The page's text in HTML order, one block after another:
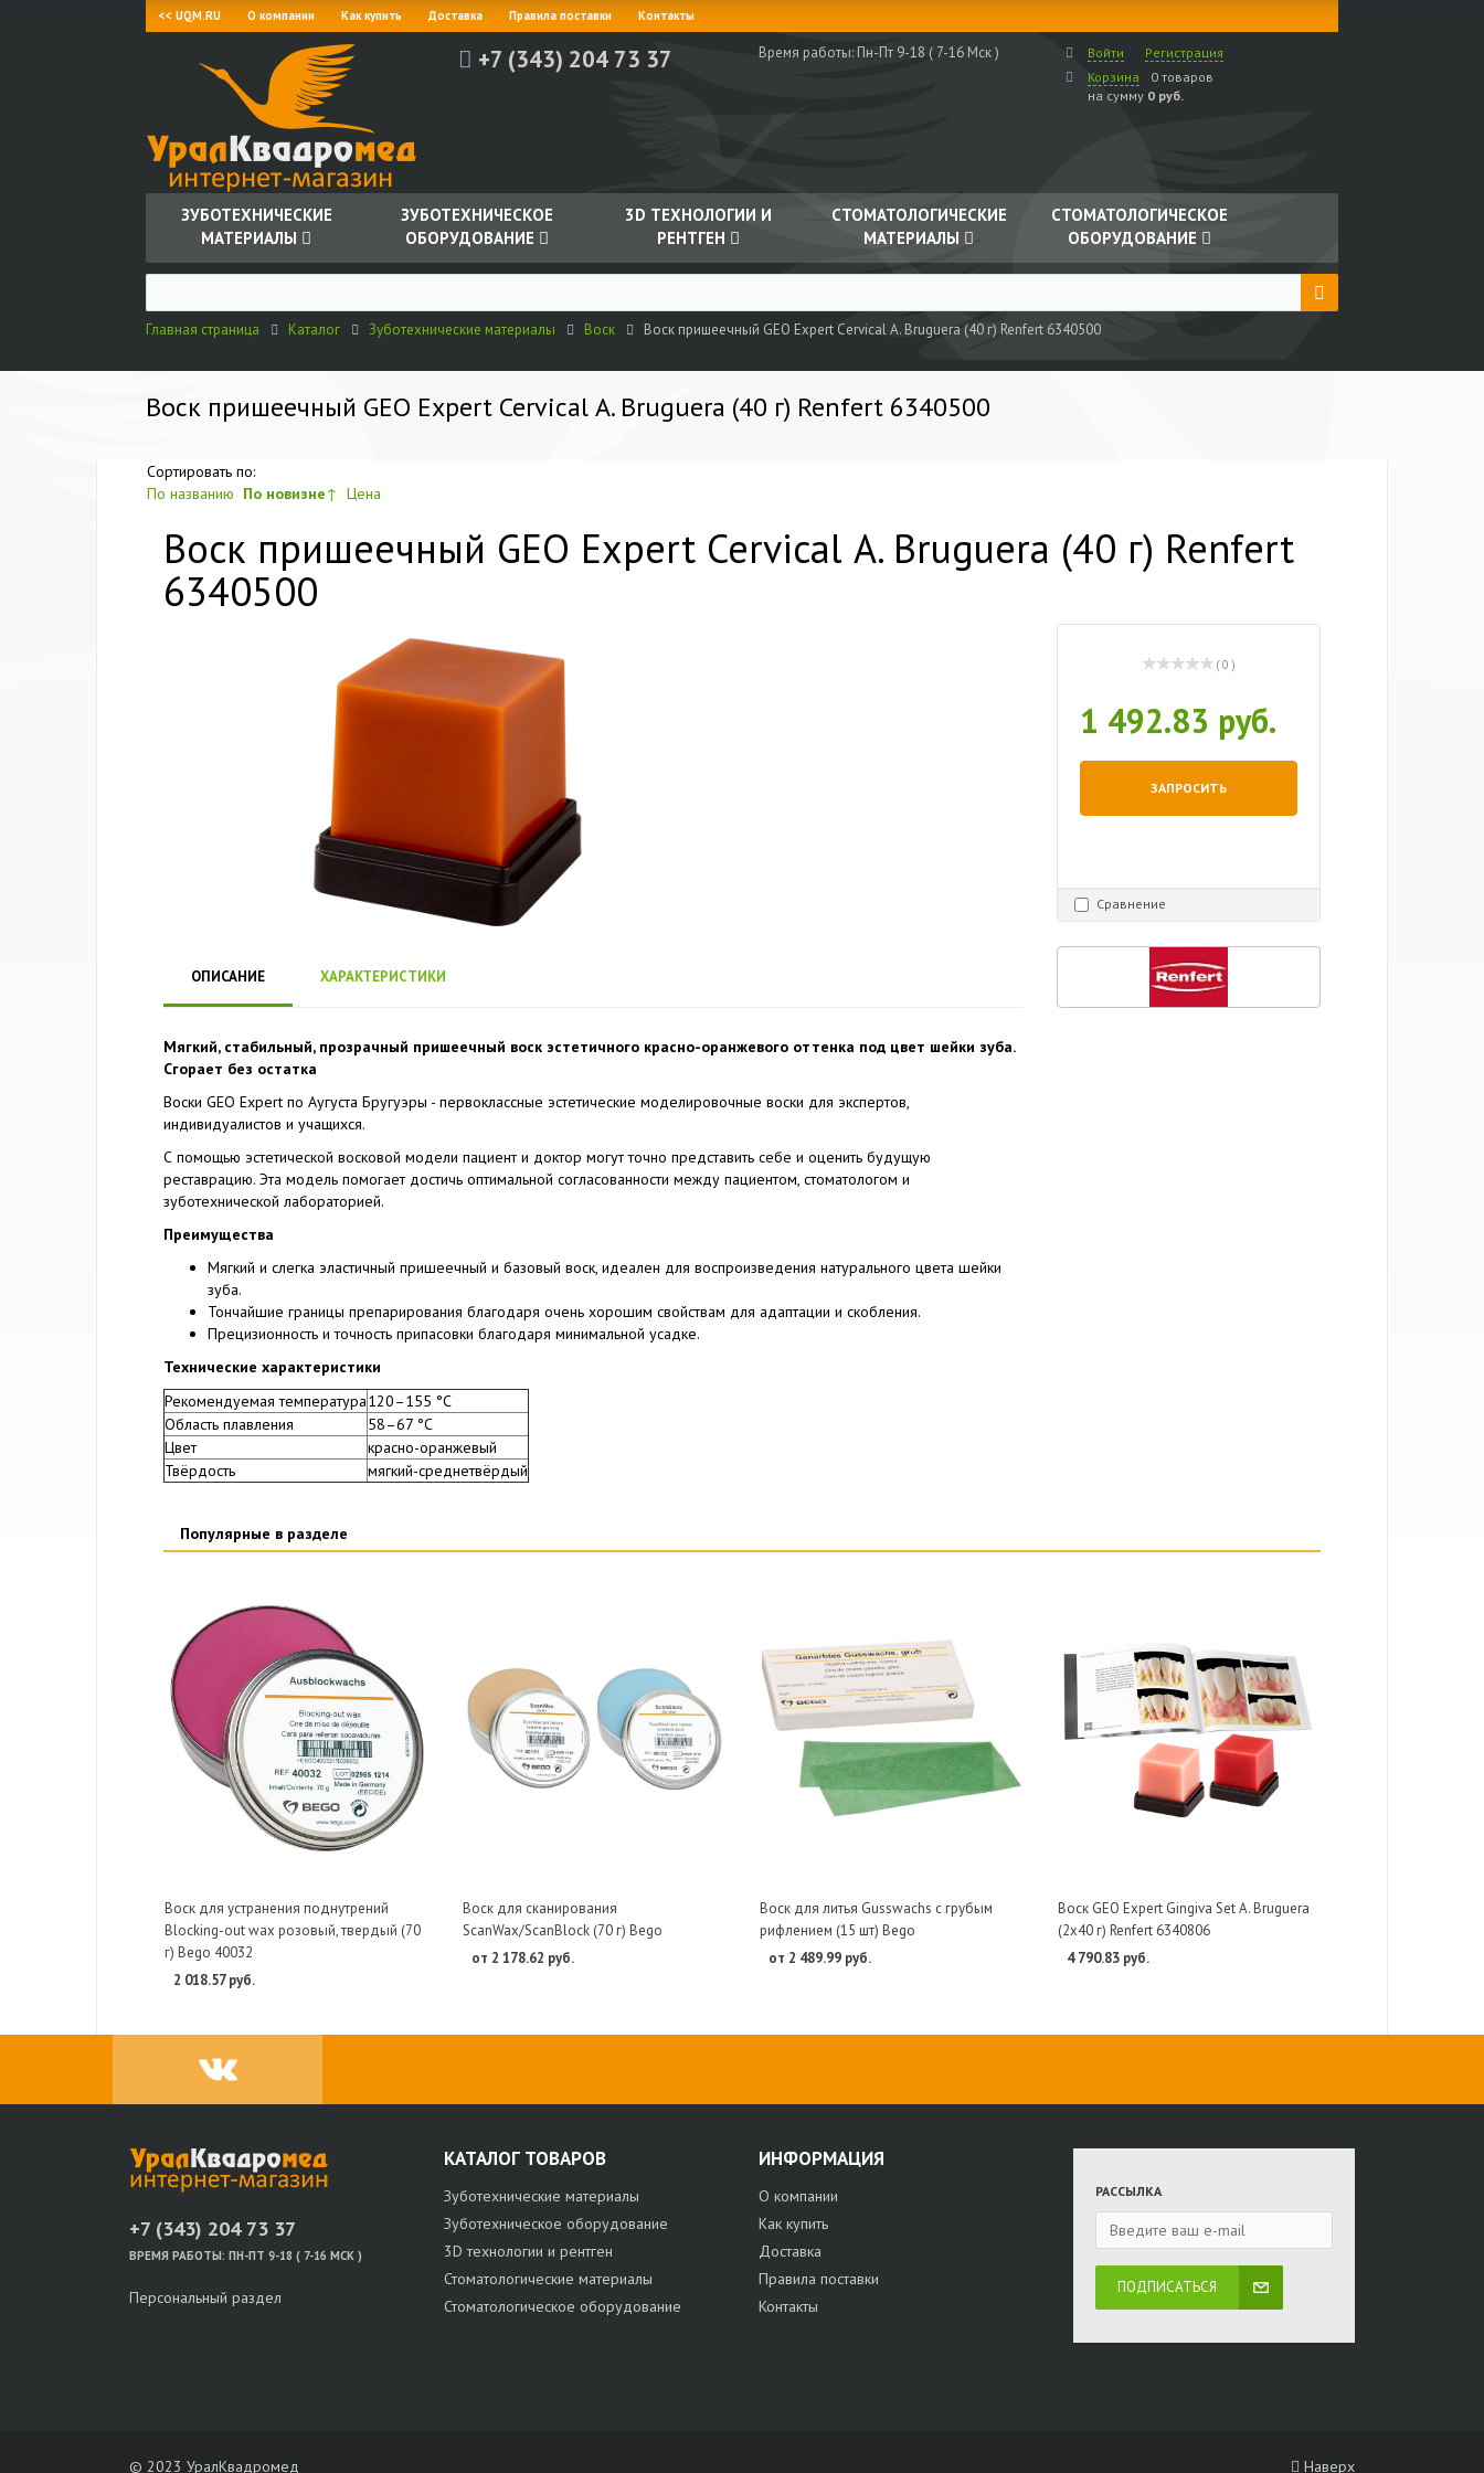
<< UQM.RU О компании Как купить Доставка Правила поставки Контакты
+7 (343) 204 73 37 Время работы:Пн-Пт 9-18 ( 7-16 Мск ) Войти
Регистрация
Корзина
0 товаров
на сумму 0 руб.
ЗУБОТЕХНИЧЕСКИЕ
МАТЕРИАЛЫ
ЗУБОТЕХНИЧЕСКОЕ
ОБОРУДОВАНИЕ
3D ТЕХНОЛОГИИ И
РЕНТГЕН
СТОМАТОЛОГИЧЕСКИЕ
МАТЕРИАЛЫ
СТОМАТОЛОГИЧЕСКОЕ
ОБОРУДОВАНИЕ
Главная страница Каталог Зуботехнические материалы Воск Воск пришеечный GEO Expert Cervical А. Bruguera (40 г) Renfert 6340500
Воск пришеечный GEO Expert Cervical А. Bruguera (40 г) Renfert 6340500
Сортировать по:
По названию По новизне↑ Цена
Воск пришеечный GEO Expert Cervical А. Bruguera (40 г) Renfert
6340500
( 0 )
1 492.83 руб.
ЗАПРОСИТЬ
Сравнение
ОПИСАНИЕ ХАРАКТЕРИСТИКИ
Мягкий, стабильный, прозрачный пришеечный воск эстетичного красно-оранжевого оттенка под цвет шейки зуба.
Сгорает без остатка
Воски GEO Expert по Аугуста Бругуэры - первоклассные эстетические моделировочные воски для экспертов,
индивидуалистов и учащихся.
С помощью эстетической восковой модели пациент и доктор могут точно представить себе и оценить будущую
реставрацию. Эта модель помогает достичь оптимальной согласованности между пациентом, стоматологом и
зуботехнической лабораторией.
Преимущества
Мягкий и слегка эластичный пришеечный и базовый воск, идеален для воспроизведения натурального цвета шейки
зуба.
Тончайшие границы препарирования благодаря очень хорошим свойствам для адаптации и скобления.
Прецизионность и точность припасовки благодаря минимальной усадке.
Технические характеристики
Рекомендуемая температура120–155 °C
Область плавления
58–67 °C
Цвет
красно-оранжевый
Твёрдость
мягкий-среднетвёрдый
Популярные в разделе
Воск для устранения поднутрений
Blocking-out wax розовый, твердый (70
г) Bego 40032
2 018.57 руб.
Воск для сканирования
ScanWax/ScanBlock (70 г) Bego
от 2 178.62 руб.
Воск для литья Gusswachs с грубым
рифлением (15 шт) Bego
от 2 489.99 руб.
Воск GEO Expert Gingiva Set А. Bruguera
(2х40 г) Renfert 6340806
4 790.83 руб.
ИНФОРМАЦИЯ
О компании
Как купить
Доставка
Правила поставки
Контакты
КАТАЛОГ ТОВАРОВ
Зуботехнические материалы
Зуботехническое оборудование
3D технологии и рентген
Стоматологические материалы
Стоматологическое оборудование
РАССЫЛКА
ПОДПИСАТЬСЯ
+7 (343) 204 73 37
ВРЕМЯ РАБОТЫ: ПН-ПТ 9-18 ( 7-16 МСК )
Персональный раздел
© 2023 УралКвадромед Наверх